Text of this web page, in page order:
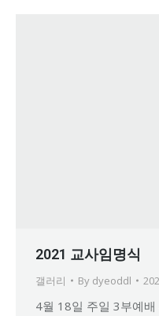
2021 교사임명식
갤러리 By dyeoddl
4월 18일 주일 3부예